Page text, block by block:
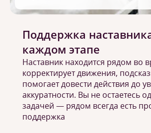
Поддержка
каждом этапе
Наставник находится рядом во
корректирует движения,
помогает довести действия до
аккуратности. Вы не остаетесь
задачей — рядом всегда есть
поддержка